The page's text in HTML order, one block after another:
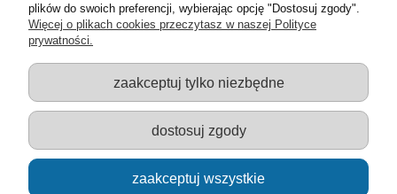
Moje konto
Informacje o sklepie
Sklep z zabawkami Łódź :: Hurownia zabawek :: Zabawki
edukacyjne :: Zestawy artystyczne :: Zabawki :: samochody Welly
:: Zabawkownia :: zabawki dla dzieci :: Lalki :: Klocki :: Artykuły
szkolne ::
plików do swoich preferencji, wybierając opcję "Dostosuj zgody".
Więcej o plikach cookies przeczytasz w naszej Polityce
prywatności.
zaakceptuj tylko niezbędne
dostosuj zgody
zaakceptuj wszystkie